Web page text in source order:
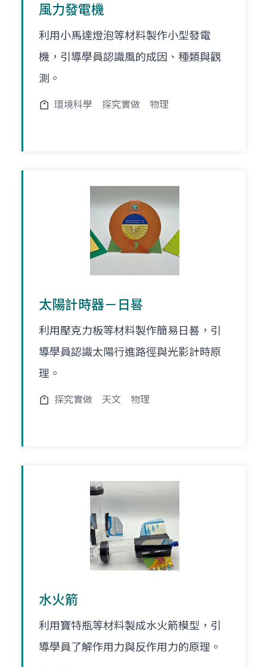
風力發電機
利用小馬達燈泡等材料製作小型發電
機，引導學員認識風的成因、種類與觀
測。
環境科學 探究實做 物理
太陽計時器－日晷
利用壓克力板等材料製作簡易日晷，引
導學員認識太陽行進路徑與光影計時原
理。
探究實做 天文 物理
水火箭
利用寶特瓶等材料製成水火箭模型，引
導學員了解作用力與反作用力的原理。